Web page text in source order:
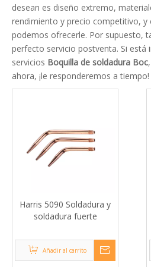
desean es diseño extremo,
rendimiento y precio competitivo, y
podemos ofrecerle. Por supuesto,
perfecto servicio postventa. Si está
servicios Boquilla de soldadura Boc
ahora, ¡le responderemos a tiempo!
Harris 5090 Soldadura y
soldadura fuerte
Añadir al carrito